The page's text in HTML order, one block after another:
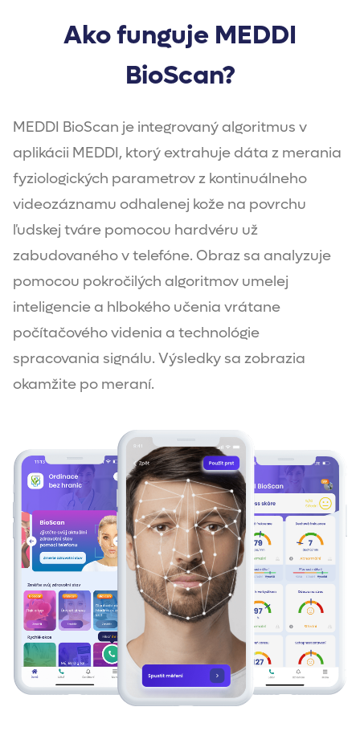
Ako funguje MEDDI
BioScan?
MEDDI BioScan je integrovaný algoritmus v
aplikácii MEDDI, ktorý extrahuje dáta z merania
fyziologických parametrov z kontinuálneho
videozáznamu odhalenej kože na povrchu
ľudskej tváre pomocou hardvéru už
zabudovaného v telefóne. Obraz sa analyzuje
pomocou pokročilých algoritmov umelej
inteligencie a hlbokého učenia vrátane
počítačového videnia a technológie
spracovania signálu. Výsledky sa zobrazia
okamžite po meraní.